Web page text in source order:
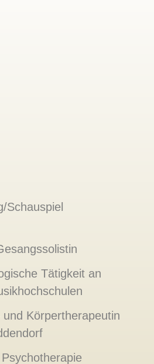
Schauspiel
Tätigkeit an
Körpertherapeutin